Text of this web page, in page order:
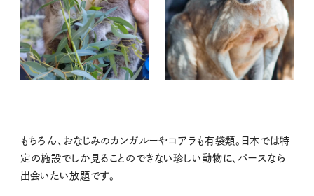
もちろん、おなじみのカンガルーやコアラも有袋類。日本では特
定の施設でしか見ることのできない珍しい動物に、パースなら
出会いたい放題です。